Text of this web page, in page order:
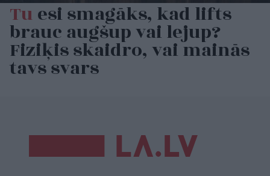
Tuesi smagāks, kad lifts
brauc augšup vai lejup?
Fiziķis skaidro, vai mainās
tavs svars